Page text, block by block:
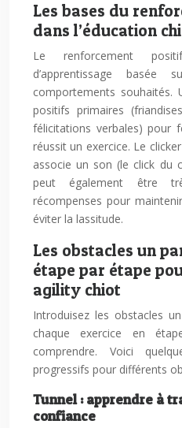
Les bases du
dans l’éducation
Le renforcement
d’apprentissage basée
comportements souhaités.
positifs primaires
félicitations verbales) pour
réussit un exercice. Le
associe un son (le click du
peut également être
récompenses pour
éviter la lassitude.
Les obstacles un
étape par étape
agility chiot
Introduisez les obstacles
chaque exercice en
comprendre. Voici
progressifs pour différents
Tunnel : apprendre à
confiance